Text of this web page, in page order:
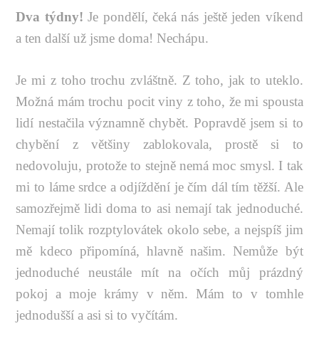
Dva týdny! Je pondělí, čeká nás ještě jeden víkend
a ten další už jsme doma! Nechápu.
Je mi z toho trochu zvláštně. Z toho, jak to uteklo.
Možná mám trochu pocit viny z toho, že mi spousta
lidí nestačila významně chybět. Popravdě jsem si to
chybění z většiny zablokovala, prostě si to
nedovoluju, protože to stejně nemá moc smysl. I tak
mi to láme srdce a odjíždění je čím dál tím těžší. Ale
samozřejmě lidi doma to asi nemají tak jednoduché.
Nemají tolik rozptylovátek okolo sebe, a nejspíš jim
mě kdeco připomíná, hlavně našim. Nemůže být
jednoduché neustále mít na očích můj prázdný
pokoj a moje krámy v něm. Mám to v tomhle
jednodušší a asi si to vyčítám.